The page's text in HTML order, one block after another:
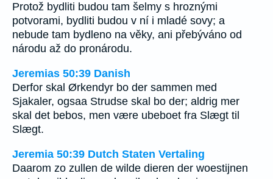
Protož bydliti budou tam šelmy s hroznými
potvorami, bydliti budou v ní i mladé sovy; a
nebude tam bydleno na věky, ani přebýváno od
národu až do pronárodu.
Jeremias 50:39 Danish
Derfor skal Ørkendyr bo der sammen med
Sjakaler, ogsaa Strudse skal bo der; aldrig mer
skal det bebos, men være ubeboet fra Slægt til
Slægt.
Jeremia 50:39 Dutch Staten Vertaling
Daarom zo zullen de wilde dieren der woestijnen